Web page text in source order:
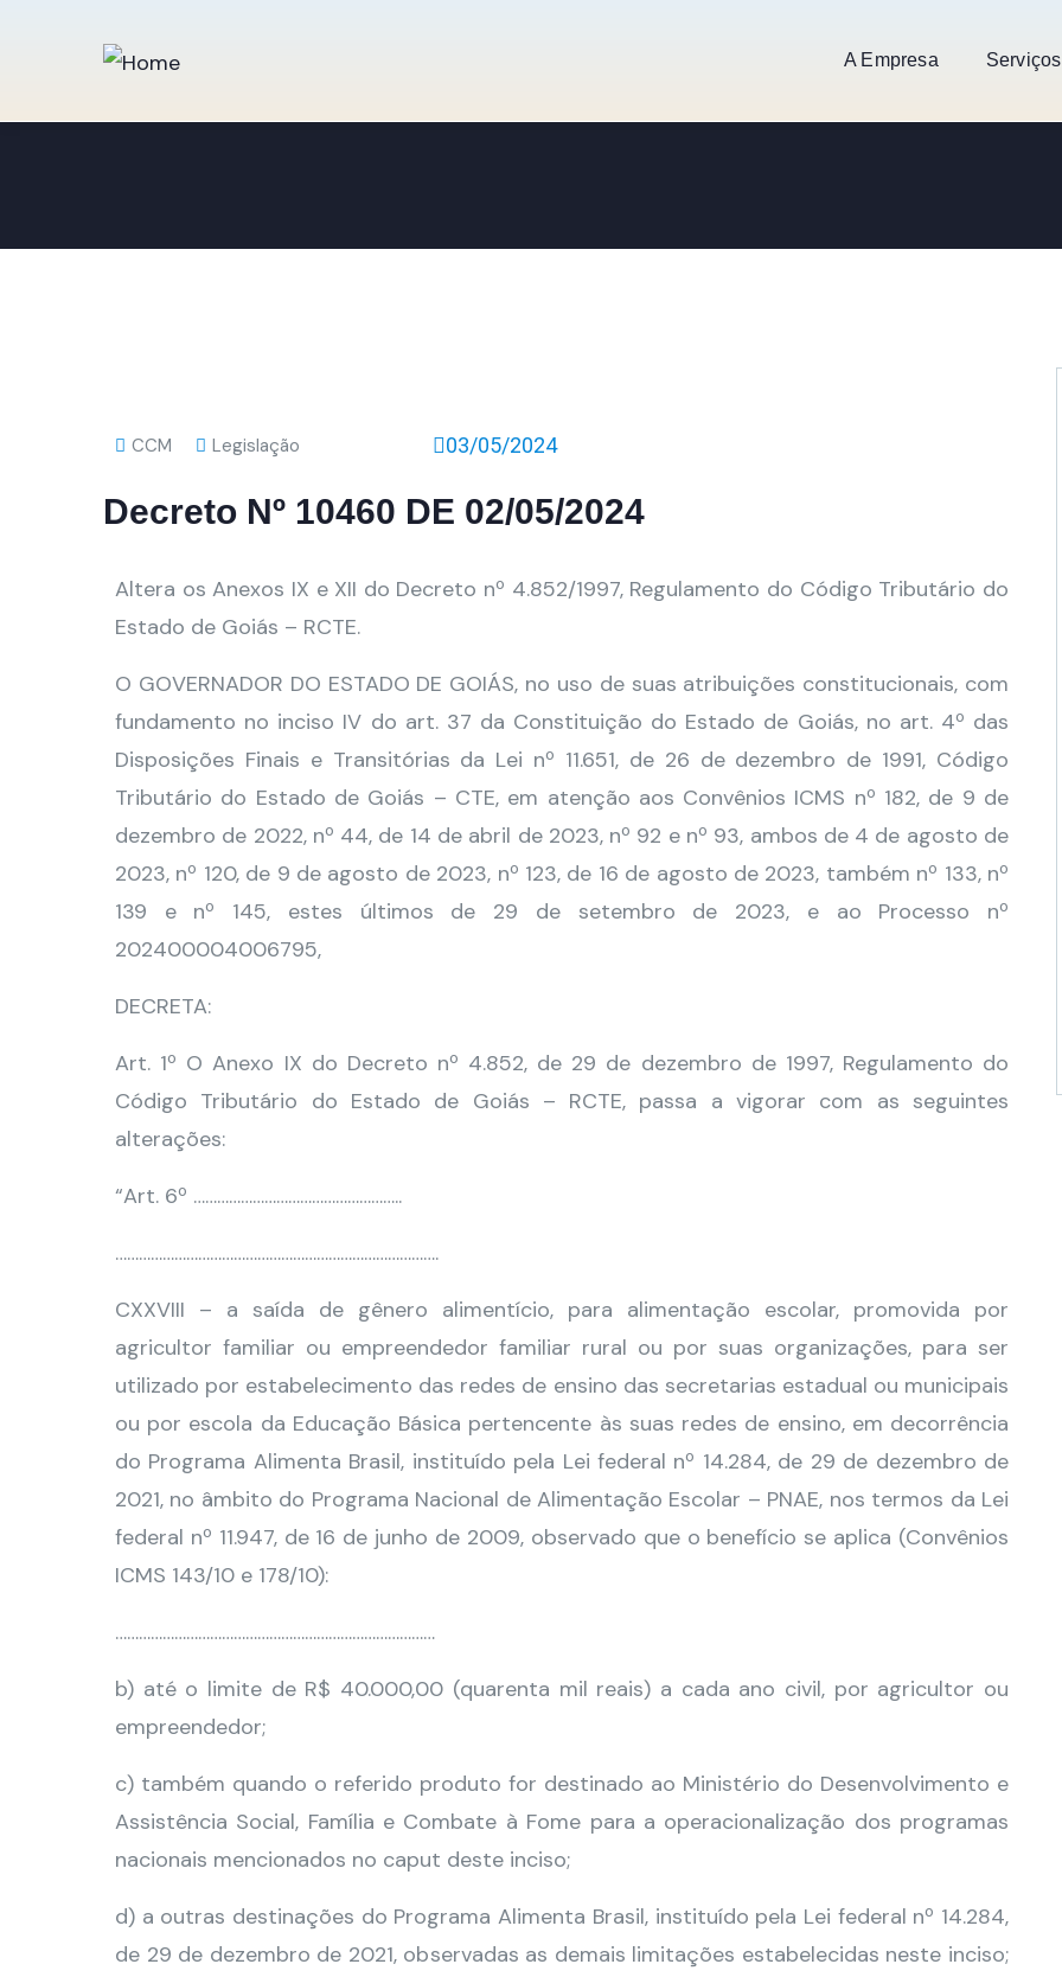
A Empresa Serviços
CCM Legislação 03/05/2024
Decreto Nº 10460 DE 02/05/2024
Altera os Anexos IX e XII do Decreto nº 4.852/1997, Regulamento do Código Tributário do
Estado de Goiás – RCTE.
O GOVERNADOR DO ESTADO DE GOIÁS, no uso de suas atribuições constitucionais, com
fundamento no inciso IV do art. 37 da Constituição do Estado de Goiás, no art. 4º das
Disposições Finais e Transitórias da Lei nº 11.651, de 26 de dezembro de 1991, Código
Tributário do Estado de Goiás – CTE, em atenção aos Convênios ICMS nº 182, de 9 de
dezembro de 2022, nº 44, de 14 de abril de 2023, nº 92 e nº 93, ambos de 4 de agosto de
2023, nº 120, de 9 de agosto de 2023, nº 123, de 16 de agosto de 2023, também nº 133, nº
139 e nº 145, estes últimos de 29 de setembro de 2023, e ao Processo nº
202400004006795,
DECRETA:
Art. 1º O Anexo IX do Decreto nº 4.852, de 29 de dezembro de 1997, Regulamento do
Código Tributário do Estado de Goiás – RCTE, passa a vigorar com as seguintes
alterações:
“Art. 6º ……………………………………………..
……………………………………………………………………….
CXXVIII – a saída de gênero alimentício, para alimentação escolar, promovida por
agricultor familiar ou empreendedor familiar rural ou por suas organizações, para ser
utilizado por estabelecimento das redes de ensino das secretarias estadual ou municipais
ou por escola da Educação Básica pertencente às suas redes de ensino, em decorrência
do Programa Alimenta Brasil, instituído pela Lei federal nº 14.284, de 29 de dezembro de
2021, no âmbito do Programa Nacional de Alimentação Escolar – PNAE, nos termos da Lei
federal nº 11.947, de 16 de junho de 2009, observado que o benefício se aplica (Convênios
ICMS 143/10 e 178/10):
………………………………………………………………………
b) até o limite de R$ 40.000,00 (quarenta mil reais) a cada ano civil, por agricultor ou
empreendedor;
c) também quando o referido produto for destinado ao Ministério do Desenvolvimento e
Assistência Social, Família e Combate à Fome para a operacionalização dos programas
nacionais mencionados no caput deste inciso;
d) a outras destinações do Programa Alimenta Brasil, instituído pela Lei federal nº 14.284,
de 29 de dezembro de 2021, observadas as demais limitações estabelecidas neste inciso;